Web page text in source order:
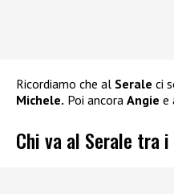
Ricordiamo che al Serale ci
Michele. Poi ancora Angie e
Chi va al Serale tra